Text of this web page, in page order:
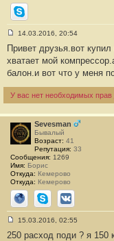
Skype
о
б
щ
н
и
е
#
8
4
14.03.2016, 20:54
Привет друзья.вот
хватает мой
балон.и вот что у меня
У вас нет необходимых
Sevesman
Бывалый
Возраст: 41
Репутация: 33
Сообщения: 1269
Имя: Борис
Откуда: Кемерово
Откуда: Кемерово
СайтSkypeВКонтакте
о
15.03.2016, 02:55
250 расход поди ? я 150